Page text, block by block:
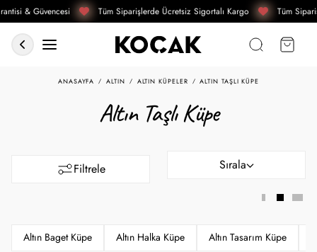
& Güvencesi Tüm Siparişlerde Ücretsiz Sigortalı Kargo Tüm
ANASAYFA ALTIN ALTIN KÜPELER ALTIN TAŞLI KÜPE
Altın Taşlı Küpe
Filtrele Sırala
Altın Baget Küpe Altın Halka Küpe Altın Tasarım Küpe